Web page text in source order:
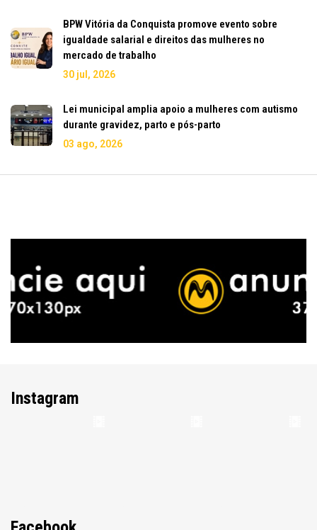
BPW Vitória da Conquista promove evento sobre
igualdade salarial e direitos das mulheres no
mercado de trabalho
30 jul, 2026
Lei municipal amplia apoio a mulheres com autismo
durante gravidez, parto e pós-parto
03 ago, 2026
Instagram